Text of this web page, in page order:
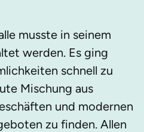
musste in seinem
werden. Es ging
schnell zu
Mischung aus
und modernen
zu finden. Allen